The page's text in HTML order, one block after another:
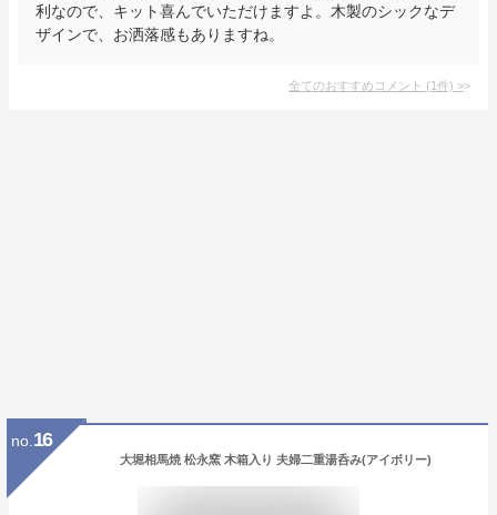
利なので、キット喜んでいただけますよ。木製のシックなデ
ザインで、お洒落感もありますね。
全てのおすすめコメント (1件) >
no. 16
大堀相馬焼 松永窯 木箱入り 夫婦二重湯呑み(アイボリー)